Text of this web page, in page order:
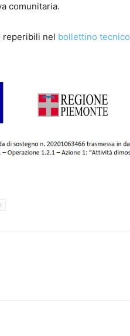
comunitaria.
reperibili nel bollettino tecnico